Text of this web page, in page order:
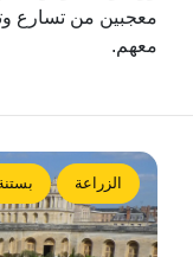
معجبين من تسارع
معهم.
الزراعة